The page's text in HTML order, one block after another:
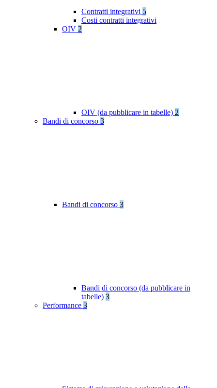
Contratti integrativi 5
Costi contratti integrativi
OIV 2
OIV (da pubblicare in tabelle) 2
Bandi di concorso 3
Bandi di concorso 3
Bandi di concorso (da pubblicare in
tabelle) 3
Performance 3